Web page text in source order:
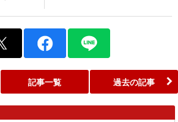
記事一覧 過去の記事